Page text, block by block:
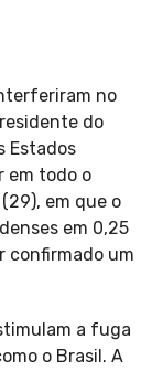
no
do
Estados
em todo o
em que o
em 0,25
confirmado um
a fuga
o Brasil. A